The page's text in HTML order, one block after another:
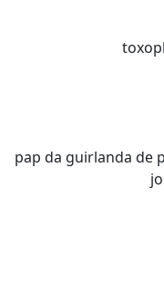
pap da guirlanda de